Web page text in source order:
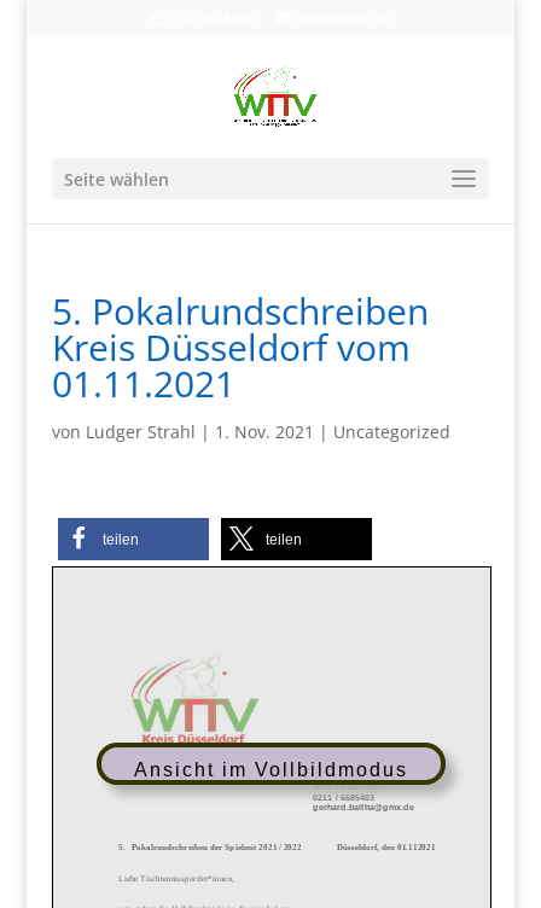
Seite wählen
5. Pokalrundschreiben
Kreis Düsseldorf vom
01.11.2021
von Ludger Strahl | 1. Nov. 2021 | Uncategorized
teilen teilen
Ansicht im Vollbildmodus